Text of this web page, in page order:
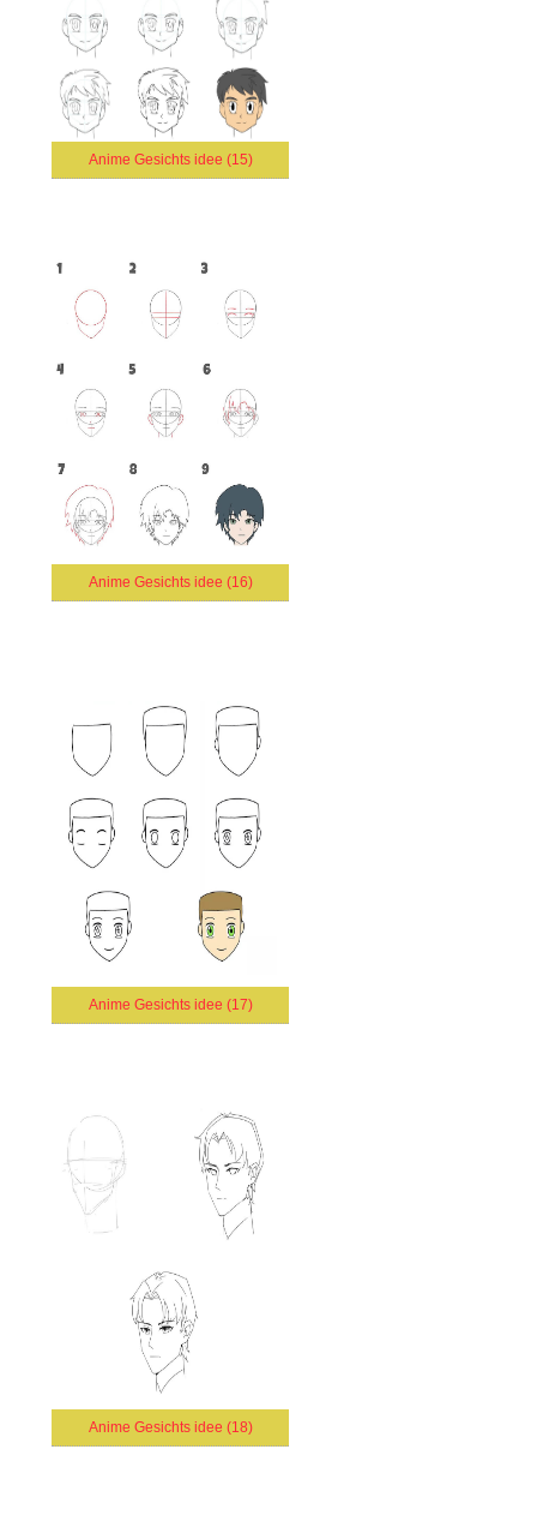
Anime Gesichts idee (15)
Anime Gesichts idee (16)
Anime Gesichts idee (17)
Anime Gesichts idee (18)